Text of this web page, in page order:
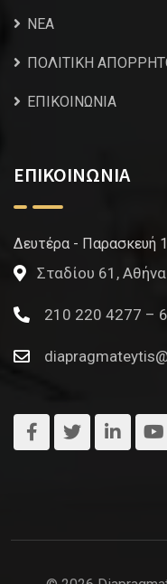
NEA
ΠΟΛΙΤΙΚΗ
ΕΠΙΚΟΙΝΩΝΙΑ
ΕΠΙΚΟΙΝΩΝΙΑ
Δευτέρα - Παρασκευή
Σταδίου 61,
210 220 4277 –